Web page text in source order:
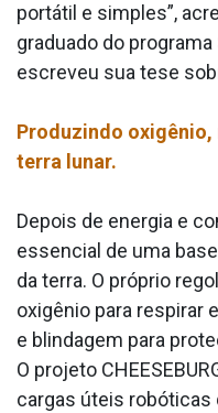
portátil e simples”,
graduado do
escreveu sua tese
Produzindo
terra lunar.
Depois de energia e
essencial de uma
da terra. O próprio
oxigênio para respirar
e blindagem para
O projeto
cargas úteis robóticas